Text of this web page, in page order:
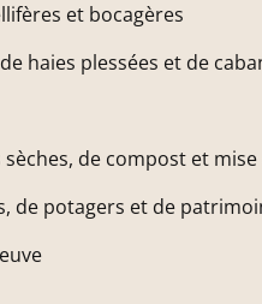
et bocagères
haies plessées et de
de compost et
de potagers et de